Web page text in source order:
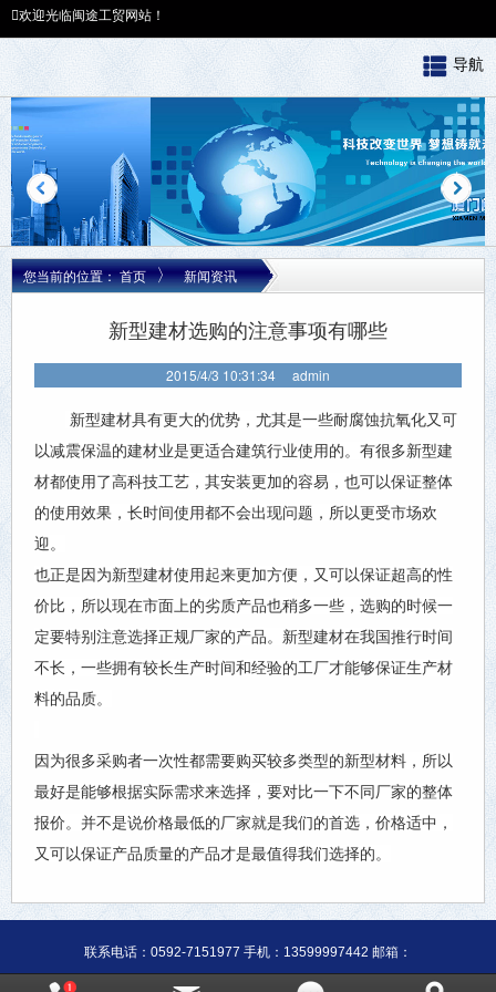
欢迎光临闽途工贸网站！
导航
您当前的位置：首页 〉 新闻资讯
新型建材选购的注意事项有哪些
2015/4/3 10:31:34 admin
新型建材具有更大的优势，尤其是一些耐腐蚀抗氧化又可
以减震保温的建材业是更适合建筑行业使用的。有很多新型建
材都使用了高科技工艺，其安装更加的容易，也可以保证整体
的使用效果，长时间使用都不会出现问题，所以更受市场欢
迎。
也正是因为新型建材使用起来更加方便，又可以保证超高的性
价比，所以现在市面上的劣质产品也稍多一些，选购的时候一
定要特别注意选择正规厂家的产品。新型建材在我国推行时间
不长，一些拥有较长生产时间和经验的工厂才能够保证生产材
料的品质。
因为很多采购者一次性都需要购买较多类型的新型材料，所以
最好是能够根据实际需求来选择，要对比一下不同厂家的整体
报价。并不是说价格最低的厂家就是我们的首选，价格适中，
又可以保证产品质量的产品才是最值得我们选择的。
联系电话：0592-7151977 手机：13599997442 邮箱：
CopyRight 2015 All Right Reserved 版权所有：厦门闽涂工贸有限公司-腻子粉、填